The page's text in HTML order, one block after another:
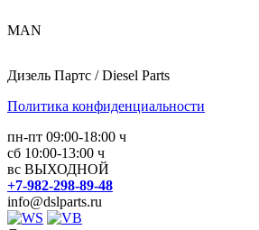
MAN
Дизель Партс / Diesel Parts
Политика конфиденциальности
пн-пт 09:00-18:00 ч
сб 10:00-13:00 ч
вс ВЫХОДНОЙ
+7-982-298-89-48
info@dslparts.ru